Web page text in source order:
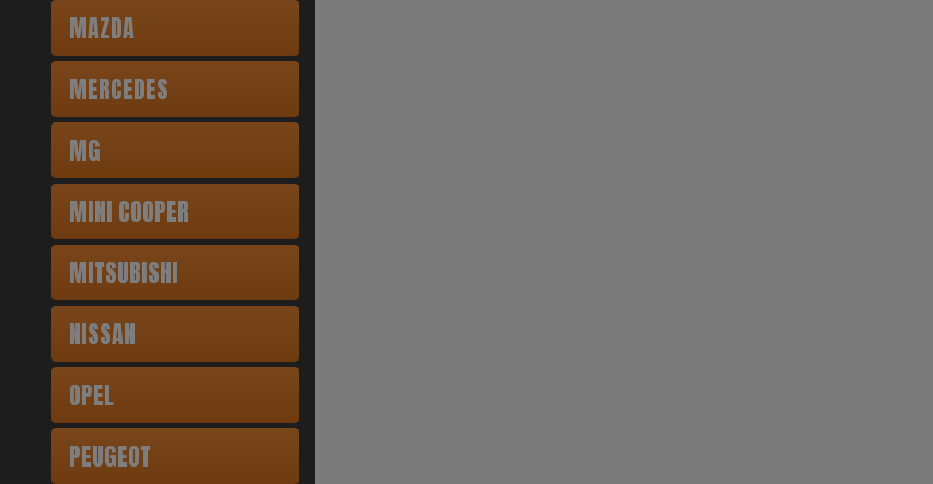
MAZDA
MERCEDES
MG
MINI COOPER
MITSUBISHI
NISSAN
OPEL
PEUGEOT